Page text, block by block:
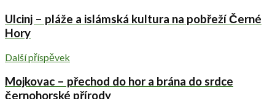
Ulcinj – pláže a islámská kultura na pobřeží Černé
Hory
Další příspěvek
Mojkovac – přechod do hor a brána do srdce
černohorské přírody